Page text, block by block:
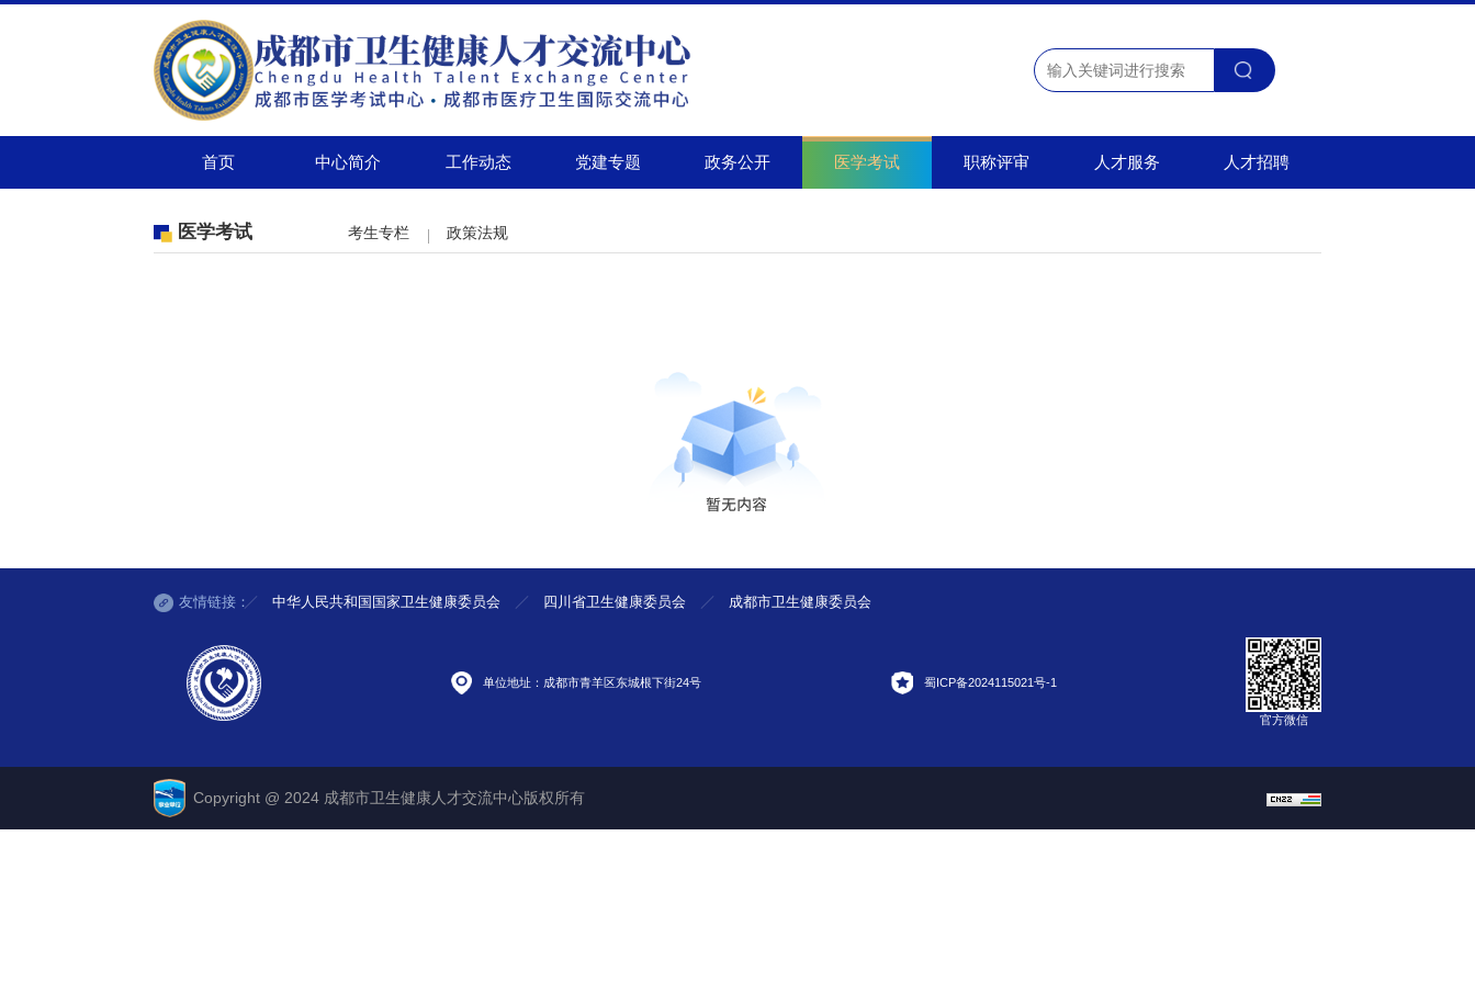
首页 中心简介 工作动态 党建专题 政务公开 医学考试 职称评审 人才服务 人才招聘
医学考试 考生专栏 政策法规
友情链接： 中华人民共和国国家卫生健康委员会 四川省卫生健康委员会 成都市卫生健康委员会
单位地址：成都市青羊区东城根下街24号 蜀ICP备2024115021号-1
官方微信
Copyright @ 2024 成都市卫生健康人才交流中心版权所有